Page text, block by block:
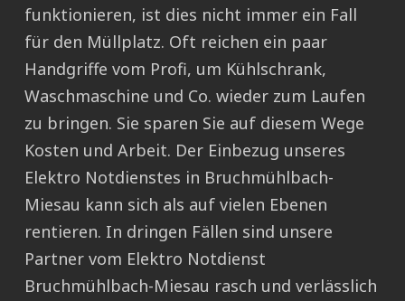
funktionieren, ist dies nicht immer ein Fall
für den Müllplatz. Oft reichen ein paar
Handgriffe vom Profi, um Kühlschrank,
Waschmaschine und Co. wieder zum Laufen
zu bringen. Sie sparen Sie auf diesem Wege
Kosten und Arbeit. Der Einbezug unseres
Elektro Notdienstes in Bruchmühlbach-
Miesau kann sich als auf vielen Ebenen
rentieren. In dringen Fällen sind unsere
Partner vom Elektro Notdienst
Bruchmühlbach-Miesau rasch und verlässlich